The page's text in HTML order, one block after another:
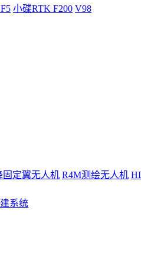
小碟RTK F200 V98
固定翼无人机 R4M测绘无人机
系统